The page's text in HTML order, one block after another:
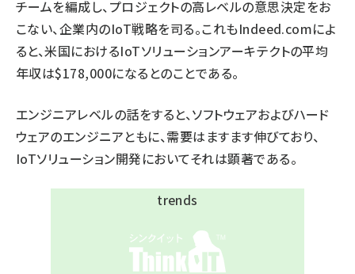
チームを編成し、プロジェクトの高レベルの意思決定をお
こない、企業内のIoT戦略を司る。これもIndeed.comによ
ると、米国におけるIoTソリューションアーキテクトの平均
年収は$178,000になるとのことである。
エンジニアレベルの話をすると、ソフトウェアおよびハード
ウェアのエンジニアともに、需要はますます伸びており、
IoTソリューション開発においてそれは顕著である。